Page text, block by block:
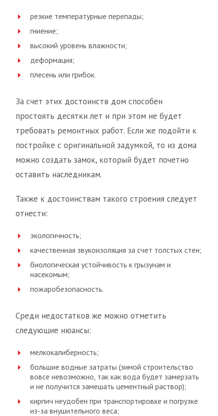
резкие температурные перепады;
гниение;
высокий уровень влажности;
деформация;
плесень или грибок.
За счет этих достоинств дом способен
простоять десятки лет и при этом не будет
требовать ремонтных работ. Если же подойти к
постройке с оригинальной задумкой, то из дома
можно создать замок, который будет почетно
оставить наследникам.
Также к достоинствам такого строения следует
отнести:
экологичность;
качественная звукоизоляция за счет толстых стен;
биологическая устойчивость к грызунам и
насекомым;
пожаробезопасность.
Среди недостатков же можно отметить
следующие нюансы:
мелкокалиберность;
большие водные затраты (зимой строительство
вовсе невозможно, так как вода будет замерзать
и не получится замешать цементный раствор);
кирпич неудобен при транспортировке и погрузке
из-за внушительного веса;